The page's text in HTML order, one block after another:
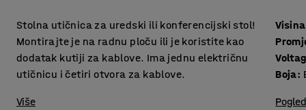
Stolna utičnica za uredski ili konferencijski stol!
Montirajte je na radnu ploču ili je koristite kao
dodatak kutiji za kablove. Ima jednu električnu
utičnicu i četiri otvora za kablove.
Više
Visina
Boja: